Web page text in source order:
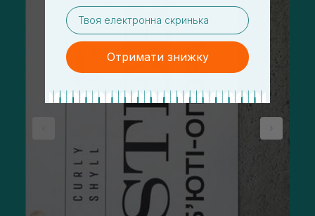
email
Отримати знижку